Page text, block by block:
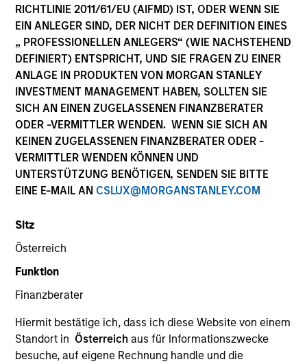
RICHTLINIE 2011/61/EU (AIFMD) IST, ODER WENN SIE
EIN ANLEGER SIND, DER NICHT DER DEFINITION EINES
„ PROFESSIONELLEN ANLEGERS“ (WIE NACHSTEHEND
DEFINIERT) ENTSPRICHT, UND SIE FRAGEN ZU EINER
ANLAGE IN PRODUKTEN VON MORGAN STANLEY
INVESTMENT MANAGEMENT HABEN, SOLLTEN SIE
SICH AN EINEN ZUGELASSENEN FINANZBERATER
ODER -VERMITTLER WENDEN. WENN SIE SICH AN
KEINEN ZUGELASSENEN FINANZBERATER ODER -
VERMITTLER WENDEN KÖNNEN UND
UNTERSTÜTZUNG BENÖTIGEN, SENDEN SIE BITTE
EINE E-MAIL AN CSLUX@MORGANSTANLEY.COM
Sitz
Österreich
Funktion
Finanzberater
Hiermit bestätige ich, dass ich diese Website von einem
Standort in Österreich aus für Informationszwecke
besuche, auf eigene Rechnung handle und die
Dieses Dokument ist ein Marketingdokument.
Die Wertentwicklung in der Vergangenheit ist kein
verlässlicher Indikator für die künftige Wertentwicklung.
Die Rendite kann infolge von Währungsschwankungen
steigen oder sinken. Alle Performanceangaben werden auf
Basis der Nettoinventarwerte (NIW) berechnet. Alle
Stanley Investment Management.
Klicken Sie auf den Fondsnamen, um Informationen über
die Renditen des Kalenderjahres zu erhalten.
*Basiswährung des Fonds